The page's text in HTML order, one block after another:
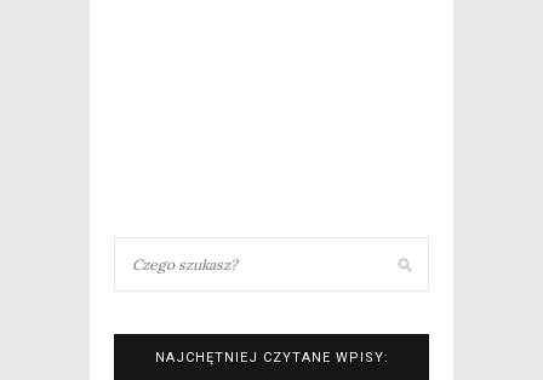
NAJCHĘTNIEJ CZYTANE WPISY: